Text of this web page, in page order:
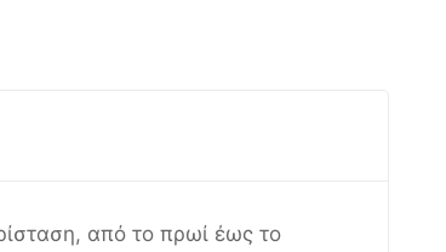
από το πρωί έως το